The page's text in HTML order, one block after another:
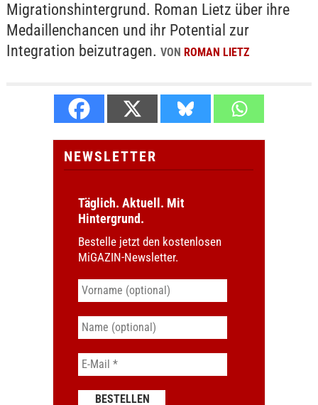
Migrationshintergrund. Roman Lietz über ihre
Medaillenchancen und ihr Potential zur
Integration beizutragen. VON ROMAN LIETZ
NEWSLETTER
Täglich. Aktuell. Mit
Hintergrund.
Bestelle jetzt den kostenlosen
MiGAZIN-Newsletter.